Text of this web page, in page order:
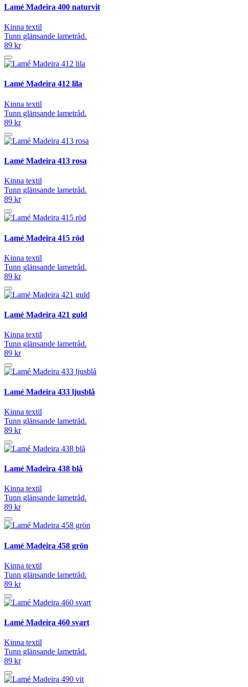
Lamé Madeira 400 naturvit
Kinna textil
Tunn glänsande lametråd.
89 kr
Lamé Madeira 412 lila
Kinna textil
Tunn glänsande lametråd.
89 kr
Lamé Madeira 413 rosa
Kinna textil
Tunn glänsande lametråd.
89 kr
Lamé Madeira 415 röd
Kinna textil
Tunn glänsande lametråd.
89 kr
Lamé Madeira 421 guld
Kinna textil
Tunn glänsande lametråd.
89 kr
Lamé Madeira 433 ljusblå
Kinna textil
Tunn glänsande lametråd.
89 kr
Lamé Madeira 438 blå
Kinna textil
Tunn glänsande lametråd.
89 kr
Lamé Madeira 458 grön
Kinna textil
Tunn glänsande lametråd.
89 kr
Lamé Madeira 460 svart
Kinna textil
Tunn glänsande lametråd.
89 kr